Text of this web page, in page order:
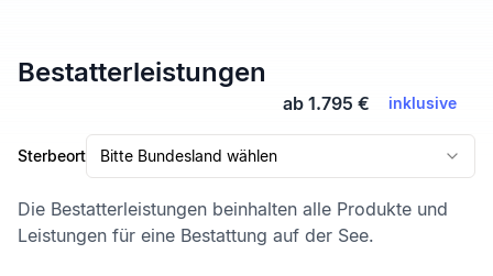
Bestatterleistungen
ab 1.795 € inklusive
Sterbeort Bitte Bundesland wählen
Die Bestatterleistungen beinhalten alle Produkte und
Leistungen für eine Bestattung auf der See.